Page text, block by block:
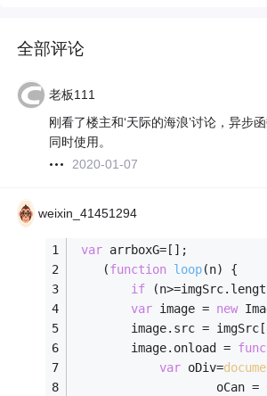
全部评论
老板111
刚看了楼主和‘天际的海浪’讨论，异步
同时使用。
2020-01-07
weixin_41451294
var arrboxG=[];
    (
function loop(n) {
if
var image = new
image.src =
        image.onload =
var oDiv=
                    oCan =